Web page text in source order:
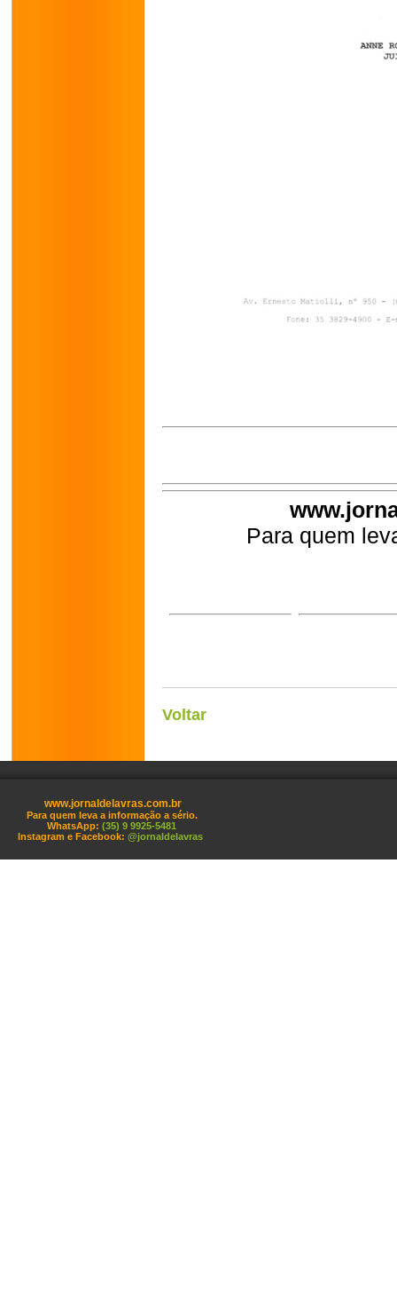
Para quem
Voltar
www.jornaldelavras.com.br
Para quem leva a informação a sério.
WhatsApp: (35) 9 9925-5481
Instagram e Facebook: @jornaldelavras